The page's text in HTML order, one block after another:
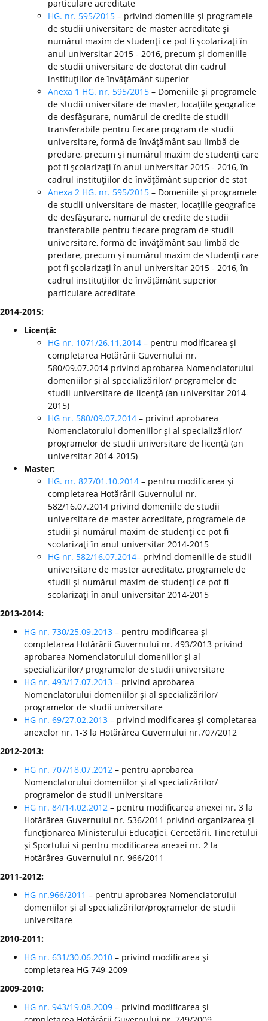
particulare acreditate
HG. nr. 595/2015 – privind domeniile şi programele
de studii universitare de master acreditate şi
numărul maxim de studenţi ce pot fi şcolarizaţi în
anul universitar 2015 - 2016, precum şi domeniile
de studii universitare de doctorat din cadrul
instituţiilor de învăţământ superior
Anexa 1 HG. nr. 595/2015 – Domeniile şi programele
de studii universitare de master, locaţiile geografice
de desfăşurare, numărul de credite de studii
transferabile pentru fiecare program de studii
universitare, formă de învăţământ sau limbă de
predare, precum şi numărul maxim de studenţi care
pot fi şcolarizaţi în anul universitar 2015 - 2016, în
cadrul instituţiilor de învăţământ superior de stat
Anexa 2 HG. nr. 595/2015 – Domeniile şi programele
de studii universitare de master, locaţiile geografice
de desfăşurare, numărul de credite de studii
transferabile pentru fiecare program de studii
universitare, formă de învăţământ sau limbă de
predare, precum şi numărul maxim de studenţi care
pot fi şcolarizaţi în anul universitar 2015 - 2016, în
cadrul instituţiilor de învăţământ superior
particulare acreditate
2014-2015:
Licenţă:
HG nr. 1071/26.11.2014 – pentru modificarea şi
completarea Hotărârii Guvernului nr.
580/09.07.2014 privind aprobarea Nomenclatorului
domeniilor şi al specializărilor/ programelor de
studii universitare de licenţă (an universitar 2014-
2015)
HG nr. 580/09.07.2014 – privind aprobarea
Nomenclatorului domeniilor şi al specializărilor/
programelor de studii universitare de licenţă (an
universitar 2014-2015)
Master:
HG. nr. 827/01.10.2014 – pentru modificarea şi
completarea Hotărârii Guvernului nr.
582/16.07.2014 privind domeniile de studii
universitare de master acreditate, programele de
studii şi numărul maxim de studenţi ce pot fi
scolarizaţi în anul universitar 2014-2015
HG nr. 582/16.07.2014– privind domeniile de studii
universitare de master acreditate, programele de
studii şi numărul maxim de studenţi ce pot fi
scolarizaţi în anul universitar 2014-2015
2013-2014:
HG nr. 730/25.09.2013 – pentru modificarea şi
completarea Hotărârii Guvernului nr. 493/2013 privind
aprobarea Nomenclatorului domeniilor şi al
specializărilor/ programelor de studii universitare
HG nr. 493/17.07.2013 – privind aprobarea
Nomenclatorului domeniilor şi al specializărilor/
programelor de studii universitare
HG nr. 69/27.02.2013 – privind modificarea şi completarea
anexelor nr. 1-3 la Hotărârea Guvernului nr.707/2012
2012-2013:
HG nr. 707/18.07.2012 – pentru aprobarea
Nomenclatorului domeniilor şi al specializărilor/
programelor de studii universitare
HG nr. 84/14.02.2012 – pentru modificarea anexei nr. 3 la
Hotărârea Guvernului nr. 536/2011 privind organizarea şi
funcţionarea Ministerului Educaţiei, Cercetării, Tineretului
şi Sportului si pentru modificarea anexei nr. 2 la
Hotărârea Guvernului nr. 966/2011
2011-2012:
HG nr.966/2011 – pentru aprobarea Nomenclatorului
domeniilor şi al specializărilor/programelor de studii
universitare
2010-2011:
HG nr. 631/30.06.2010 – privind modificarea şi
completarea HG 749-2009
2009-2010:
HG nr. 943/19.08.2009 – privind modificarea şi